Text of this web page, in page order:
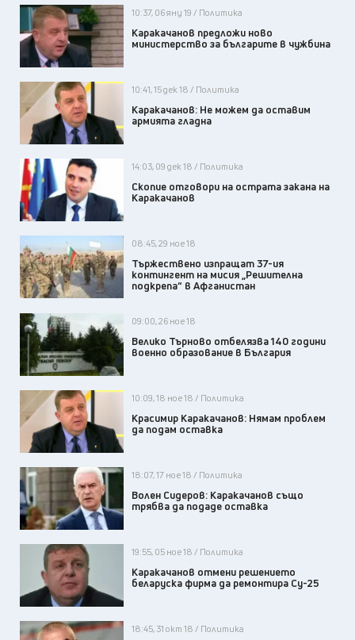
10:37, 06 яну 19 / Политика
Каракачанов предложи ново
министерство за българите в чужбина
10:41, 15 дек 18 / Политика
Каракачанов: Не можем да оставим
армията гладна
14:03, 09 дек 18 / Политика
Скопие отговори на острата закана на
Каракачанов
08:45, 29 ное 18
Тържествено изпращат 37-ия
контингент на мисия „Решителна
подкрепа“ в Афганистан
09:00, 26 ное 18
Велико Търново отбелязва 140 години
военно образование в България
10:09, 18 ное 18 / Политика
Красимир Каракачанов: Нямам проблем
да подам оставка
18:07, 17 ное 18 / Политика
Волен Сидеров: Каракачанов също
трябва да подаде оставка
19:55, 05 ное 18 / Политика
Каракачанов отмени решението
беларуска фирма да ремонтира Су-25
18:45, 31 окт 18 / Политика